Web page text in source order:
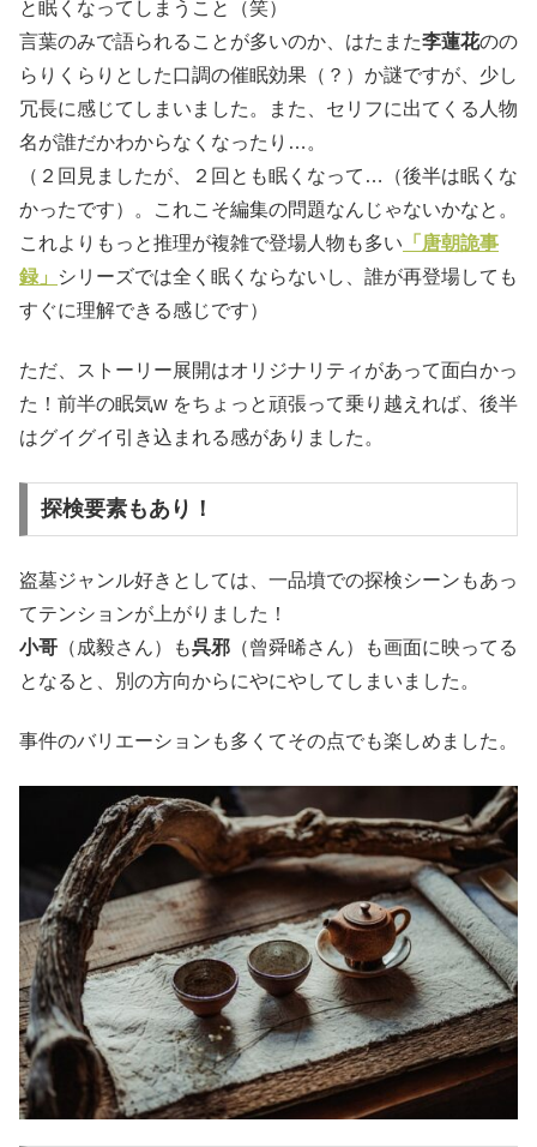
と眠くなってしまうこと（笑）
言葉のみで語られることが多いのか、はたまた李蓮花のの
らりくらりとした口調の催眠効果（？）か謎ですが、少し
冗長に感じてしまいました。また、セリフに出てくる人物
名が誰だかわからなくなったり…。
（２回見ましたが、２回とも眠くなって…（後半は眠くな
かったです）。これこそ編集の問題なんじゃないかなと。
これよりもっと推理が複雑で登場人物も多い 「唐朝詭事
録」
シリーズでは全く眠くならないし、誰が再登場しても
すぐに理解できる感じです）
ただ、ストーリー展開はオリジナリティがあって面白かっ
た！前半の眠気w をちょっと頑張って乗り越えれば、後半
はグイグイ引き込まれる感がありました。
探検要素もあり！
盗墓ジャンル好きとしては、一品墳での探検シーンもあっ
てテンションが上がりました！
小哥 （成毅さん）も呉邪 （曾舜晞さん）も画面に映ってる
となると、別の方向からにやにやしてしまいました。
事件のバリエーションも多くてその点でも楽しめました。